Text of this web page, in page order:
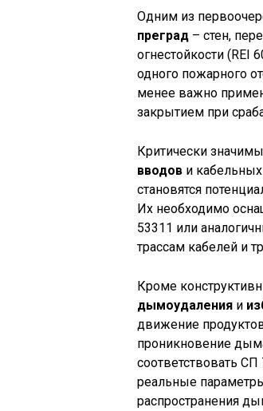
Одним из
преград – стен,
огнестойкости
одного пожарного
менее важно
закрытием при
Критически
вводов и
становятся
Их необходимо
53311 или
трассам кабелей и
Кроме
дымоудаления и
движение
проникновение
соответствовать
реальные
распространения